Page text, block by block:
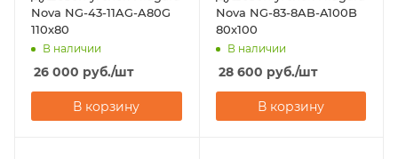
Nova NG-43-11AG-A80G
110х80
В наличии
26 000 руб./шт
В корзину
Nova NG-83-8AB-A100B
80х100
В наличии
28 600 руб./шт
В корзину